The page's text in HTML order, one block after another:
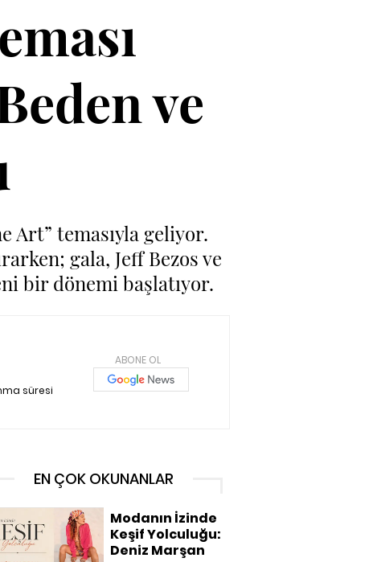
ve
Art” temasıyla geliyor.
gala, Jeff Bezos ve
bir dönemi başlatıyor.
süresi
ABONE OL
EN ÇOK OKUNANLAR
Modanın İzinde
Keşif Yolculuğu:
Deniz Marşan